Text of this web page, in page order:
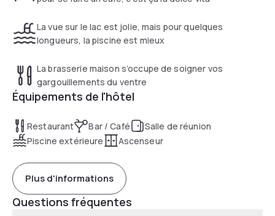
La vue sur le lac est jolie, mais pour quelques
longueurs, la piscine est mieux
La brasserie maison s’occupe de soigner vos
gargouillements du ventre
Équipements de l'hôtel
Restaurant Bar / Café
Salle de réunion
Piscine extérieure
Ascenseur
Plus d'informations
Questions fréquentes